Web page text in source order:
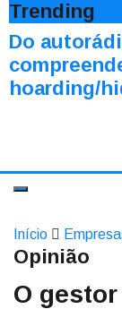
Trending
Do
hoarding/
Início
Opinião
O